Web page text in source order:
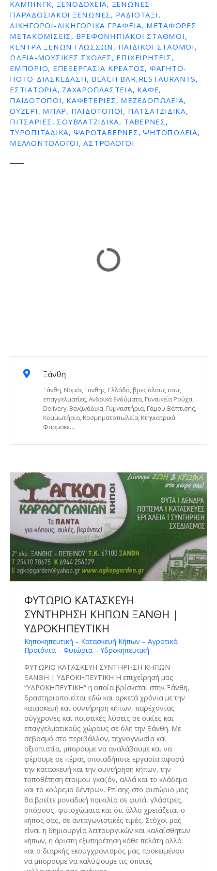
ΚΆΜΠΙΝΓΚ, ΞΕΝΟΔΟΧΕΊΑ, ΞΕΝΏΝΕΣ-
ΠΑΡΑΔΟΣΙΑΚΟΊ ΞΕΝΏΝΕΣ, ΡΑΔΙΟΤΑΞΊ,
ΔΙΚΗΓΌΡΟΙ-ΔΙΚΗΓΟΡΙΚΆ ΓΡΑΦΕΊΑ, ΜΕΤΑΦΟΡΈΣ
ΜΕΤΑΚΟΜΊΣΕΙΣ, ΒΡΕΦΟΝΗΠΙΑΚΟΊ ΣΤΑΘΜΟΊ,
ΚΈΝΤΡΑ ΞΈΝΩΝ ΓΛΩΣΣΏΝ, ΠΑΙΔΙΚΟΊ ΣΤΑΘΜΟΊ,
ΩΔΕΊΑ-ΜΟΥΣΙΚΈΣ ΣΧΟΛΈΣ, ΕΠΙΧΕΙΡΉΣΕΙΣ,
ΕΜΠΌΡΙΟ, ΕΠΕΞΕΡΓΑΣΊΑ ΚΡΈΑΤΟΣ, ΦΑΓΗΤΌ-
ΠΟΤΌ-ΔΙΑΣΚΈΔΑΣΗ, BEACH BAR,RESTAURANTS,
ΕΣΤΙΑΤΌΡΙΑ, ΖΑΧΑΡΟΠΛΑΣΤΕΊΑ, ΚΑΦΈ,
ΠΑΙΔΌΤΟΠΟΙ, ΚΑΦΕΤΈΡΙΕΣ, ΜΕΖΕΔΟΠΩΛΕΊΑ,
ΟΥΖΕΡΊ, ΜΠΑΡ, ΠΑΙΔΌΤΟΠΟΙ, ΠΑΤΣΑΤΖΊΔΙΚΑ,
ΠΙΤΣΑΡΊΕΣ, ΣΟΥΒΛΑΤΖΊΔΙΚΑ, ΤΑΒΈΡΝΕΣ,
ΤΥΡΟΠΙΤΆΔΙΚΑ, ΨΑΡΟΤΑΒΈΡΝΕΣ, ΨΗΤΟΠΩΛΕΊΑ,
ΜΕΛΛΟΝΤΟΛΟΓΟΙ, ΑΣΤΡΟΛΌΓΟΙ
Ξάνθη
Ξάνθη, Νομός Ξάνθης, Ελλάδα, βρες όλους τους
επαγγελματίες, Ανδρικά Ενδύματα, Γυναικεία Ρούχα,
Delivery, Βενζινάδικα, Γυμναστήρια, Γάμου-Βάπτισης,
Κομμωτήρια, Κοσμηματοπωλεία, Κτηνιατρικά
Φαρμακε…
ΦΥΤΩΡΙΟ ΚΑΤΑΣΚΕΥΗ
ΣΥΝΤΗΡΗΣΗ ΚΗΠΩΝ ΞΑΝΘΗ |
ΥΔΡΟΚΗΠΕΥΤΙΚΗ
Κηποκηπευτική – Κατασκευή Κήπων – Αγροτικά
Προϊόντα – Φυτώρια – Υδροκηπευτική
ΦΥΤΩΡΙΟ ΚΑΤΑΣΚΕΥΗ ΣΥΝΤΗΡΗΣΗ ΚΗΠΩΝ
ΞΑΝΘΗ | ΥΔΡΟΚΗΠΕΥΤΙΚΗ Η επιχείρησή μας
“ΥΔΡΟΚΗΠΕΥΤΙΚΗ” η οποία βρίσκεται στην Ξάνθη,
δραστηριοποιείται εδώ και αρκετά χρόνια με την
κατασκευή και συντήρηση κήπων, παρέχοντας
σύγχρονες και ποιοτικές λύσεις σε οικίες και
επαγγελματικούς χώρους σε όλη την Ξάνθη. Με
σεβασμό στο περιβάλλον, τεχνογνωσία και
αξιοπιστία, μπορούμε να αναλάβουμε και να
φέρουμε σε πέρας οποιαδήποτε εργασία αφορά
την κατασκευή και την συντήρηση κήπων, την
τοποθέτηση έτοιμου γκαζόν, αλλά και το κλάδεμα
και το κούρεμα δέντρων. Επίσης στο φυτώριο μας
θα βρείτε μοναδική ποικιλία σε φυτά, γλάστρες,
σπόρους, φυτοχώματα και ότι άλλο χρειάζεται ο
κήπος σας, σε ανταγωνιστικές τιμές. Στόχοι μας
είναι η δημιουργία λειτουργικών και καλαίσθητων
κήπων, η άριστη εξυπηρέτηση κάθε πελάτη αλλά
και ο διαρκής εκσυγχρονισμός μας προκειμένου
να μπορούμε να καλύψουμε τις όποιες